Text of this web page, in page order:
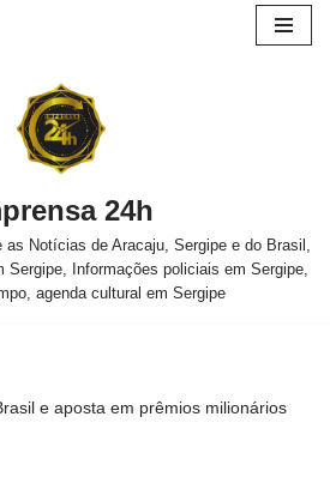
24h
as Notícias de Aracaju, Sergipe e do Brasil,
Sergipe, Informações policiais em Sergipe,
agenda cultural em Sergipe
e aposta em prêmios milionários